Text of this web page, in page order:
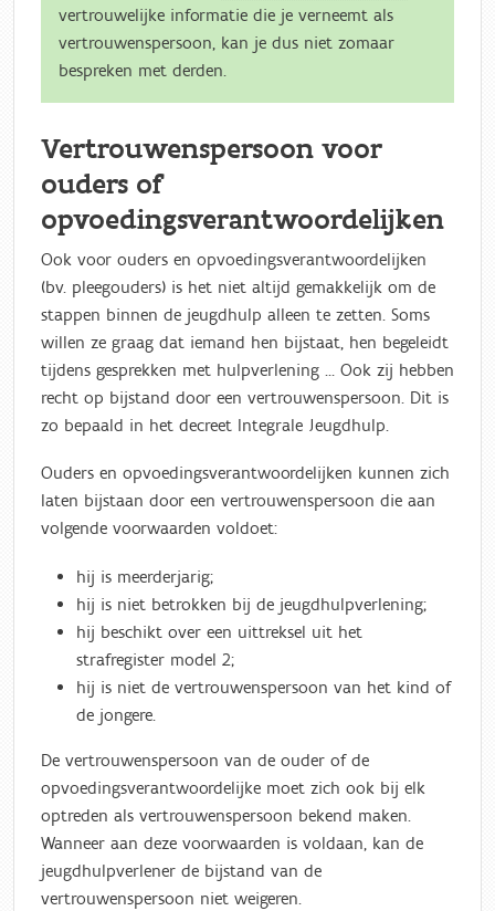
vertrouwelijke informatie die je verneemt als
vertrouwenspersoon, kan je dus niet zomaar
bespreken met derden.
Vertrouwenspersoon voor
ouders of
opvoedingsverantwoordelijken
Ook voor ouders en opvoedingsverantwoordelijken
(bv. pleegouders) is het niet altijd gemakkelijk om de
stappen binnen de jeugdhulp alleen te zetten. Soms
willen ze graag dat iemand hen bijstaat, hen begeleidt
tijdens gesprekken met hulpverlening … Ook zij hebben
recht op bijstand door een vertrouwenspersoon. Dit is
zo bepaald in het decreet Integrale Jeugdhulp.
Ouders en opvoedingsverantwoordelijken kunnen zich
laten bijstaan door een vertrouwenspersoon die aan
volgende voorwaarden voldoet:
hij is meerderjarig;
hij is niet betrokken bij de jeugdhulpverlening;
hij beschikt over een uittreksel uit het
strafregister model 2;
hij is niet de vertrouwenspersoon van het kind of
de jongere.
De vertrouwenspersoon van de ouder of de
opvoedingsverantwoordelijke moet zich ook bij elk
optreden als vertrouwenspersoon bekend maken.
Wanneer aan deze voorwaarden is voldaan, kan de
jeugdhulpverlener de bijstand van de
vertrouwenspersoon niet weigeren.